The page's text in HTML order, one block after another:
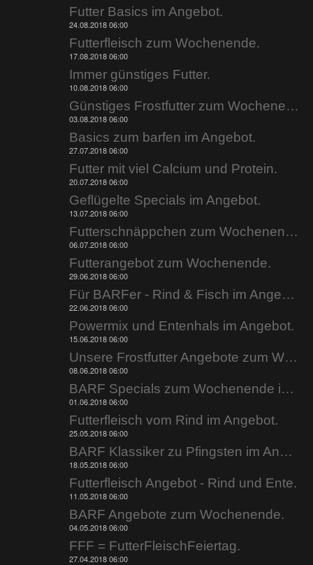
Futter Basics im Angebot.
24.08.2018 06:00
Futterfleisch zum Wochenende.
17.08.2018 06:00
Immer günstiges Futter.
10.08.2018 06:00
Günstiges Frostfutter zum Wochenende.
03.08.2018 06:00
Basics zum barfen im Angebot.
27.07.2018 06:00
Futter mit viel Calcium und Protein.
20.07.2018 06:00
Geflügelte Specials im Angebot.
13.07.2018 06:00
Futterschnäppchen zum Wochenende.
06.07.2018 06:00
Futterangebot zum Wochenende.
29.06.2018 06:00
Für BARFer - Rind & Fisch im Angebot.
22.06.2018 06:00
Powermix und Entenhals im Angebot.
15.06.2018 06:00
Unsere Frostfutter Angebote zum Wochenende.
08.06.2018 06:00
BARF Specials zum Wochenende im Angebot.
01.06.2018 06:00
Futterfleisch vom Rind im Angebot.
25.05.2018 06:00
BARF Klassiker zu Pfingsten im Angebot.
18.05.2018 06:00
Futterfleisch Angebot - Rind und Ente.
11.05.2018 06:00
BARF Angebote zum Wochenende.
04.05.2018 06:00
FFF = FutterFleischFeiertag.
27.04.2018 06:00